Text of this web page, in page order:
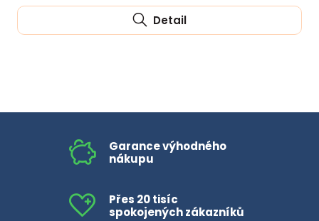
Detail
Garance výhodného
nákupu
Přes 20 tisíc
spokojených zákazníků